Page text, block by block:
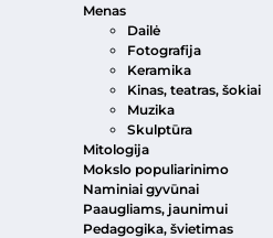
Menas
Dailė
Fotografija
Keramika
Kinas, teatras, šokiai
Muzika
Skulptūra
Mitologija
Mokslo populiarinimo
Naminiai gyvūnai
Paaugliams, jaunimui
Pedagogika, švietimas